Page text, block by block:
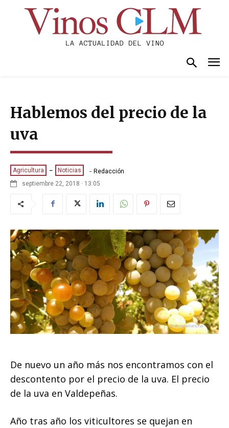
Hablemos del precio de la
uva
Agricultura Noticias - Redacción
septiembre 22, 2018 · 13:05
De nuevo un año más nos encontramos con el
descontento por el precio de la uva. El precio
de la uva en Valdepeñas.
Año tras año los viticultores se quejan en